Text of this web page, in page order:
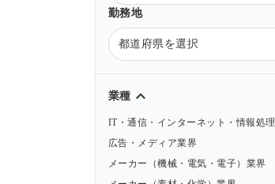
勤務地
都道府県を選択
業種
IT・通信・インターネット・情報処理
広告・メディア業界
メーカー（機械・電気・電子）業界